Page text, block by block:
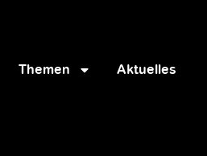
Themen Aktuelles